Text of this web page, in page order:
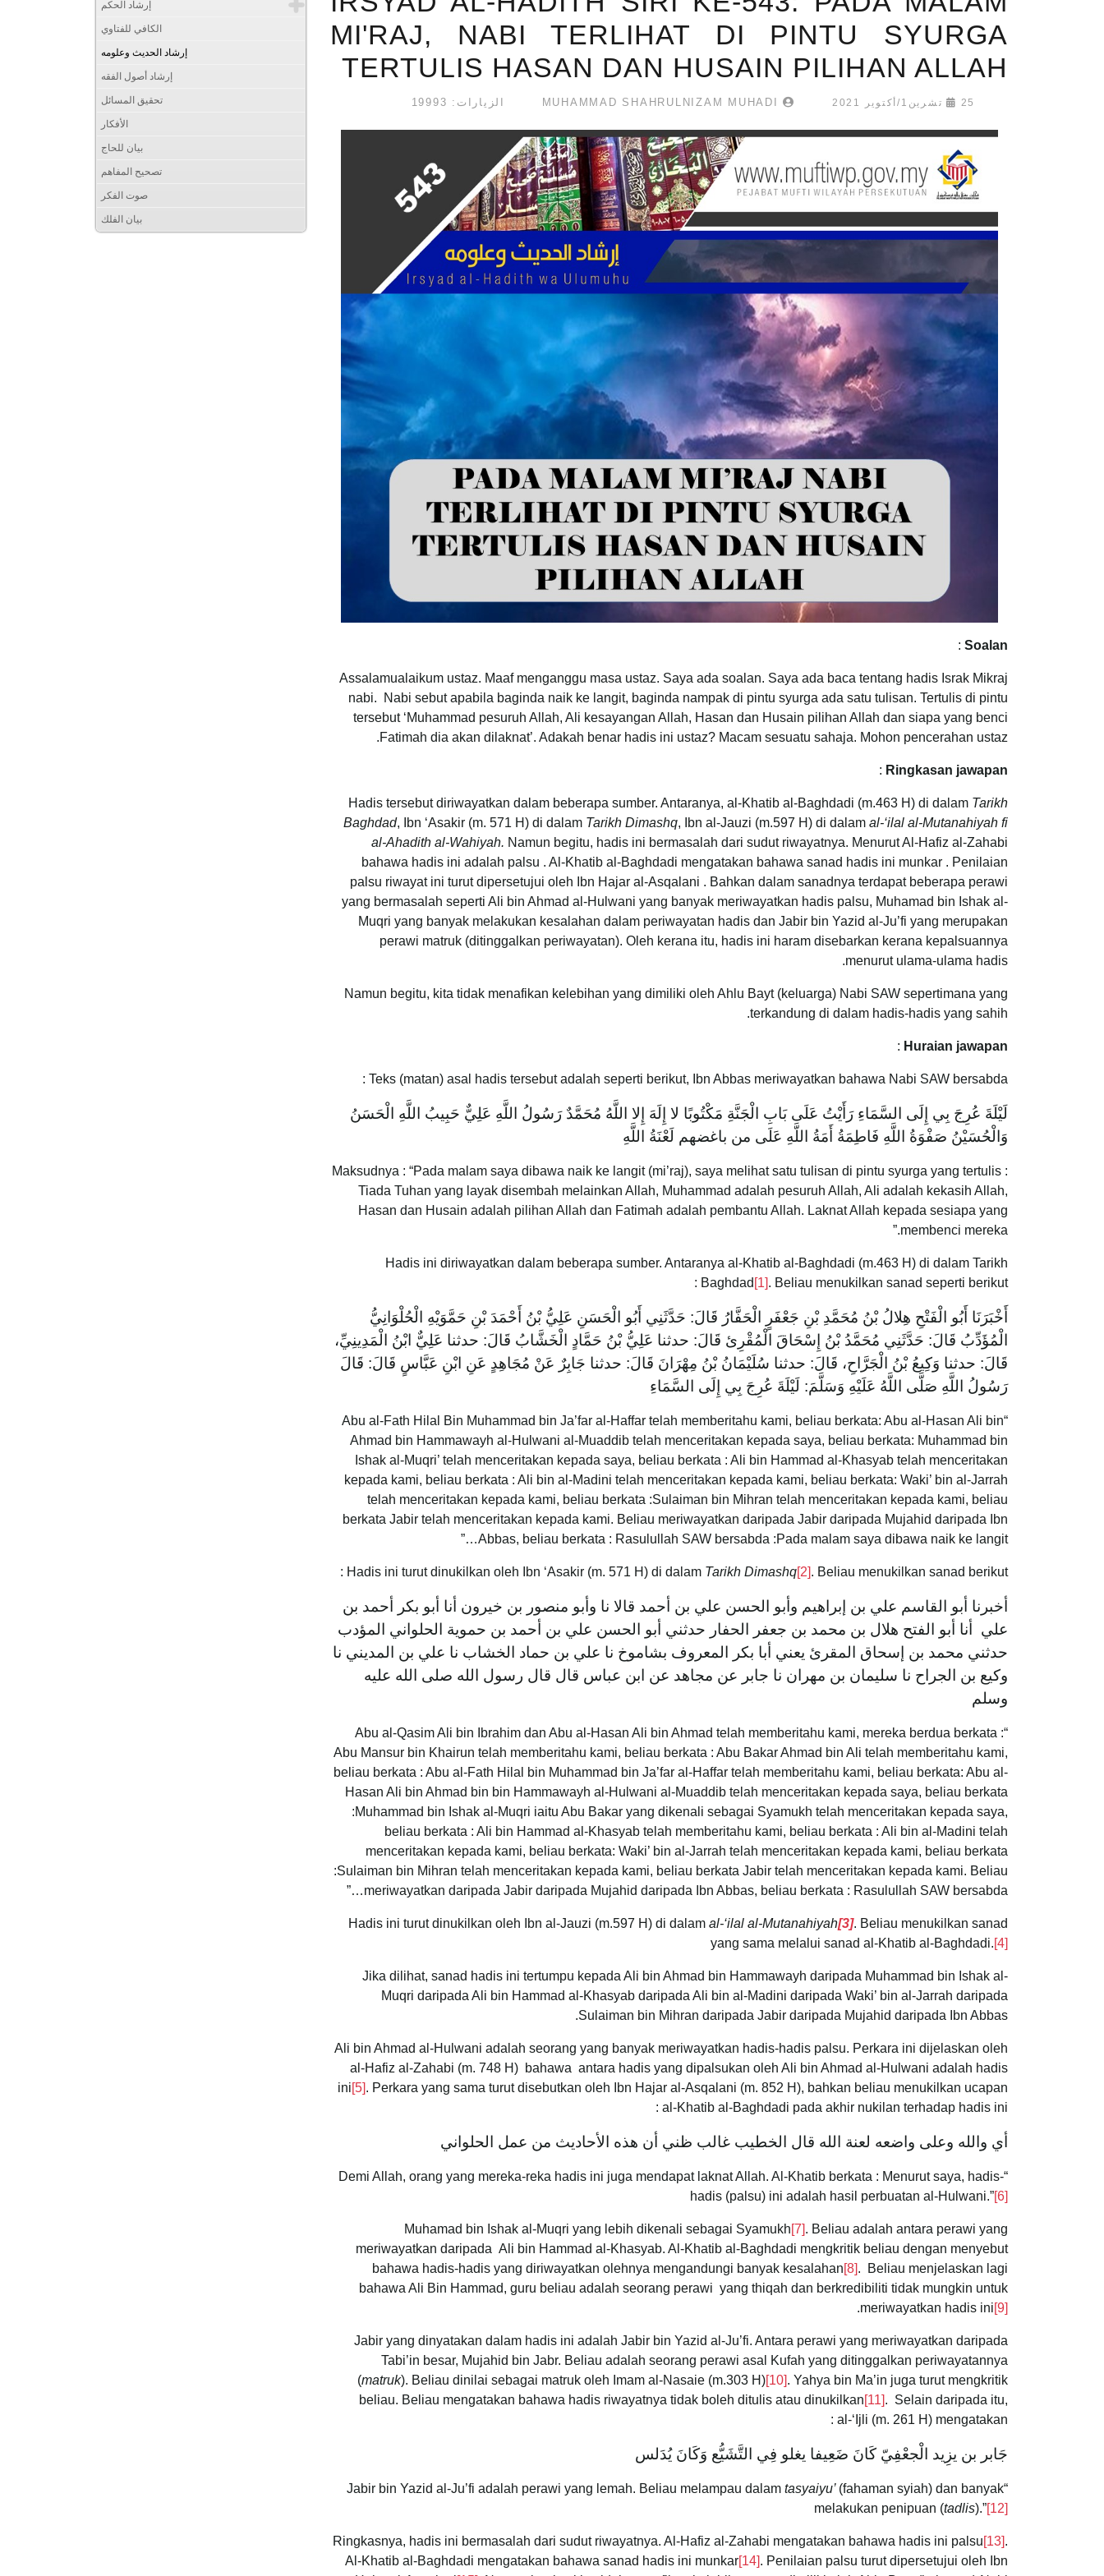
MI'RAJ, NABI TERLIHAT DI PINTU SYURGA
TERTULIS HASAN DAN HUSAIN PILIHAN ALLAH
25 تشرين1/أكتوير 2021 MUHAMMAD SHAHRULNIZAM MUHADI الزيارات: 19993
Soalan
:
Assalamualaikum ustaz. Maaf menganggu masa ustaz. Saya ada soalan. Saya ada baca tentang hadis Israk Mikraj
nabi. Nabi sebut apabila baginda naik ke langit, baginda nampak di pintu syurga ada satu tulisan. Tertulis di pintu
tersebut ‘Muhammad pesuruh Allah, Ali kesayangan Allah, Hasan dan Husain pilihan Allah dan siapa yang benci
Fatimah dia akan dilaknat’. Adakah benar hadis ini ustaz? Macam sesuatu sahaja. Mohon pencerahan ustaz.
Ringkasan jawapan
:
Hadis tersebut diriwayatkan dalam beberapa sumber. Antaranya, al-Khatib al-Baghdadi (m.463 H) di dalam Tarikh
Baghdad, Ibn ‘Asakir (m. 571 H) di dalam Tarikh Dimashq, Ibn al-Jauzi (m.597 H) di dalam al-‘ilal al-Mutanahiyah fi
al-Ahadith al-Wahiyah. Namun begitu, hadis ini bermasalah dari sudut riwayatnya. Menurut Al-Hafiz al-Zahabi
bahawa hadis ini adalah palsu . Al-Khatib al-Baghdadi mengatakan bahawa sanad hadis ini munkar . Penilaian
palsu riwayat ini turut dipersetujui oleh Ibn Hajar al-Asqalani . Bahkan dalam sanadnya terdapat beberapa perawi
yang bermasalah seperti Ali bin Ahmad al-Hulwani yang banyak meriwayatkan hadis palsu, Muhamad bin Ishak al-
Muqri yang banyak melakukan kesalahan dalam periwayatan hadis dan Jabir bin Yazid al-Ju’fi yang merupakan
perawi matruk (ditinggalkan periwayatan). Oleh kerana itu, hadis ini haram disebarkan kerana kepalsuannya
menurut ulama-ulama hadis.
Namun begitu, kita tidak menafikan kelebihan yang dimiliki oleh Ahlu Bayt (keluarga) Nabi SAW sepertimana yang
terkandung di dalam hadis-hadis yang sahih.
Huraian jawapan
:
Teks (matan) asal hadis tersebut adalah seperti berikut, Ibn Abbas meriwayatkan bahawa Nabi SAW bersabda :
لَيْلَةَ عُرِجَ بِي إِلَى السَّمَاءِ رَأَيْتُ عَلَى بَابِ الْجَنَّةِ مَكْتُوبًا لا إِلَهَ إِلا اللَّهُ مُحَمَّدٌ رَسُولُ اللَّهِ عَلِيٌّ حَبِيبُ اللَّهِ ‌الْحَسَنُ
‌وَالْحُسَيْنُ ‌صَفْوَةُ ‌اللَّهِ فَاطِمَةُ أَمَةُ اللَّهِ عَلَى من باغضهم لَعْنَةُ اللَّهِ
Maksudnya : “Pada malam saya dibawa naik ke langit (mi’raj), saya melihat satu tulisan di pintu syurga yang tertulis :
Tiada Tuhan yang layak disembah melainkan Allah, Muhammad adalah pesuruh Allah, Ali adalah kekasih Allah,
Hasan dan Husain adalah pilihan Allah dan Fatimah adalah pembantu Allah. Laknat Allah kepada sesiapa yang
membenci mereka.”
Hadis ini diriwayatkan dalam beberapa sumber. Antaranya al-Khatib al-Baghdadi (m.463 H) di dalam Tarikh
Baghdad [1]. Beliau menukilkan sanad seperti berikut :
أَخْبَرَنَا أَبُو الْفَتْحِ هِلالُ بْنُ مُحَمَّدِ بْنِ جَعْفَرٍ الْحَفَّارُ قَالَ: حَدَّثَنِي أَبُو الْحَسَنِ عَلِيُّ بْنُ أَحْمَدَ بْنِ حَمَّوَيْهِ الْحُلْوَانِيُّ
الْمُؤَدِّبُ قَالَ: حَدَّثَنِي مُحَمَّدُ بْنُ إِسْحَاقَ الْمُقْرِئ قَالَ: حدثنا عَلِيُّ بْنُ حَمَّادٍ الْخَشَّابُ قَالَ: حدثنا عَلِيٌّ ابْنُ الْمَدِينِيِّ،
قَالَ: حدثنا وَكِيعُ بْنُ الْجَرَّاحِ، قَالَ: حدثنا سُلَيْمَانُ بْنُ مِهْرَانَ قَالَ: حدثنا جَابِرٌ عَنْ مُجَاهِدٍ عَنِ ابْنِ عَبَّاسٍ قَالَ: قَالَ
رَسُولُ اللَّهِ صَلَّى اللَّهُ عَلَيْهِ وَسَلَّمَ: لَيْلَةَ عُرِجَ بِي إِلَى السَّمَاءِ
“Abu al-Fath Hilal Bin Muhammad bin Ja’far al-Haffar telah memberitahu kami, beliau berkata: Abu al-Hasan Ali bin
Ahmad bin Hammawayh al-Hulwani al-Muaddib telah menceritakan kepada saya, beliau berkata: Muhammad bin
Ishak al-Muqri’ telah menceritakan kepada saya, beliau berkata : Ali bin Hammad al-Khasyab telah menceritakan
kepada kami, beliau berkata : Ali bin al-Madini telah menceritakan kepada kami, beliau berkata: Waki’ bin al-Jarrah
telah menceritakan kepada kami, beliau berkata :Sulaiman bin Mihran telah menceritakan kepada kami, beliau
berkata Jabir telah menceritakan kepada kami. Beliau meriwayatkan daripada Jabir daripada Mujahid daripada Ibn
Abbas, beliau berkata : Rasulullah SAW bersabda :Pada malam saya dibawa naik ke langit…”
Hadis ini turut dinukilkan oleh Ibn ‘Asakir (m. 571 H) di dalam Tarikh Dimashq[2]. Beliau menukilkan sanad berikut :
أخبرنا أبو القاسم علي بن إبراهيم وأبو الحسن علي بن أحمد قالا نا وأبو منصور بن خيرون أنا أبو بكر أحمد بن
علي أنا أبو الفتح هلال بن محمد بن جعفر الحفار حدثني أبو الحسن علي بن أحمد بن حموية الحلواني المؤدب
حدثني محمد بن إسحاق المقرئ يعني أبا بكر المعروف بشاموخ نا علي بن حماد الخشاب نا علي بن المديني نا
وكيع بن الجراح نا سليمان بن مهران نا جابر عن مجاهد عن ابن عباس قال قال رسول الله صلى الله عليه
وسلم
“Abu al-Qasim Ali bin Ibrahim dan Abu al-Hasan Ali bin Ahmad telah memberitahu kami, mereka berdua berkata :
Abu Mansur bin Khairun telah memberitahu kami, beliau berkata : Abu Bakar Ahmad bin Ali telah memberitahu kami,
beliau berkata : Abu al-Fath Hilal bin Muhammad bin Ja’far al-Haffar telah memberitahu kami, beliau berkata: Abu al-
Hasan Ali bin Ahmad bin bin Hammawayh al-Hulwani al-Muaddib telah menceritakan kepada saya, beliau berkata
:Muhammad bin Ishak al-Muqri iaitu Abu Bakar yang dikenali sebagai Syamukh telah menceritakan kepada saya,
beliau berkata : Ali bin Hammad al-Khasyab telah memberitahu kami, beliau berkata : Ali bin al-Madini telah
menceritakan kepada kami, beliau berkata: Waki’ bin al-Jarrah telah menceritakan kepada kami, beliau berkata
:Sulaiman bin Mihran telah menceritakan kepada kami, beliau berkata Jabir telah menceritakan kepada kami. Beliau
meriwayatkan daripada Jabir daripada Mujahid daripada Ibn Abbas, beliau berkata : Rasulullah SAW bersabda…”
Hadis ini turut dinukilkan oleh Ibn al-Jauzi (m.597 H) di dalam al-‘ilal al-Mutanahiyah[3]. Beliau menukilkan sanad
yang sama melalui sanad al-Khatib al-Baghdadi.[4]
Jika dilihat, sanad hadis ini tertumpu kepada Ali bin Ahmad bin Hammawayh daripada Muhammad bin Ishak al-
Muqri daripada Ali bin Hammad al-Khasyab daripada Ali bin al-Madini daripada Waki’ bin al-Jarrah daripada
Sulaiman bin Mihran daripada Jabir daripada Mujahid daripada Ibn Abbas.
Ali bin Ahmad al-Hulwani adalah seorang yang banyak meriwayatkan hadis-hadis palsu. Perkara ini dijelaskan oleh
al-Hafiz al-Zahabi (m. 748 H) bahawa antara hadis yang dipalsukan oleh Ali bin Ahmad al-Hulwani adalah hadis
ini[5]. Perkara yang sama turut disebutkan oleh Ibn Hajar al-Asqalani (m. 852 H), bahkan beliau menukilkan ucapan
al-Khatib al-Baghdadi pada akhir nukilan terhadap hadis ini :
أي والله وعلى واضعه لعنة الله قال الخطيب غالب ظني أن هذه الأحاديث من عمل الحلواني
“Demi Allah, orang yang mereka-reka hadis ini juga mendapat laknat Allah. Al-Khatib berkata : Menurut saya, hadis-
hadis (palsu) ini adalah hasil perbuatan al-Hulwani.”[6]
Muhamad bin Ishak al-Muqri yang lebih dikenali sebagai Syamukh[7]. Beliau adalah antara perawi yang
meriwayatkan daripada Ali bin Hammad al-Khasyab. Al-Khatib al-Baghdadi mengkritik beliau dengan menyebut
bahawa hadis-hadis yang diriwayatkan olehnya mengandungi banyak kesalahan[8]. Beliau menjelaskan lagi
bahawa Ali Bin Hammad, guru beliau adalah seorang perawi yang thiqah dan berkredibiliti tidak mungkin untuk
meriwayatkan hadis ini[9]
.
Jabir yang dinyatakan dalam hadis ini adalah Jabir bin Yazid al-Ju’fi. Antara perawi yang meriwayatkan daripada
Tabi’in besar, Mujahid bin Jabr. Beliau adalah seorang perawi asal Kufah yang ditinggalkan periwayatannya
(matruk). Beliau dinilai sebagai matruk oleh Imam al-Nasaie (m.303 H)[10]. Yahya bin Ma’in juga turut mengkritik
beliau. Beliau mengatakan bahawa hadis riwayatnya tidak boleh ditulis atau dinukilkan[11]. Selain daripada itu,
al-‘Ijli (m. 261 H) mengatakan :
جَابر بن يزِيد الْجعْفِيّ كَانَ ضَعِيفا يغلو فِي التَّشَيُّع وَكَانَ يُدَلس
“Jabir bin Yazid al-Ju’fi adalah perawi yang lemah. Beliau melampau dalam
tasyaiyu’ (fahaman syiah) dan banyak
melakukan penipuan (tadlis).”[12]
Ringkasnya, hadis ini bermasalah dari sudut riwayatnya. Al-Hafiz al-Zahabi mengatakan bahawa hadis ini palsu[13].
Al-Khatib al-Baghdadi mengatakan bahawa sanad hadis ini munkar[14]. Penilaian palsu turut dipersetujui oleh Ibn
إرشاد الحكم
الكافي للفتاوي
إرشاد الحديث وعلومه
إرشاد أصول الفقه
تحقيق المسائل
الأفكار
بيان للحاج
تصحيح المفاهم
صوت الفكر
بيان الفلك